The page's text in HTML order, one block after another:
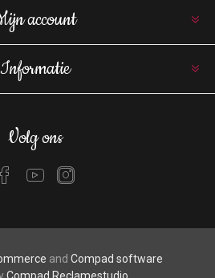
account
Informatie
Volg ons
and Compad software